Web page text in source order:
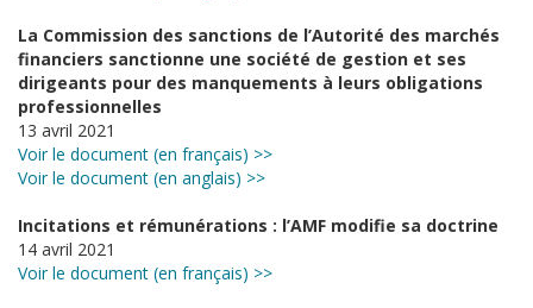
La Commission des sanctions de l’Autorité des marchés
financiers sanctionne une société de gestion et ses
dirigeants pour des manquements à leurs obligations
professionnelles
13 avril 2021
Voir le document (en français) >>
Voir le document (en anglais) >>
Incitations et rémunérations : l’AMF modifie sa doctrine
14 avril 2021
Voir le document (en français) >>